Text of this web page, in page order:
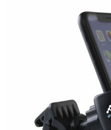
Outdoor en vrije tijd
Gereedschap en veiligheid